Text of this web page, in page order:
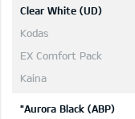
Clear White (UD)
"Aurora Black (ABP)